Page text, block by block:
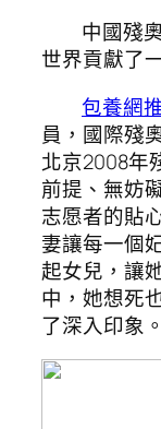
中國殘
世界貢獻了
包養網
員，國際殘
北京2008年
前提、無妨
志愿者的貼
妻讓每一個
起女兒，讓
中，她想死
了深入印象。